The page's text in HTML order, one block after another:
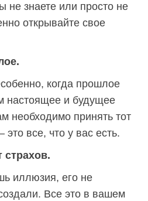
не знаете или просто не
открывайте свое
когда прошлое
настоящее и будущее
необходимо принять тот
все, что у вас есть.
страхов.
иллюзия, его не
Все это в вашем